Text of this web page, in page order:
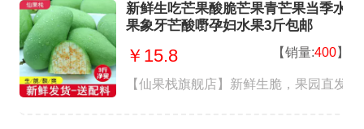
新鲜生吃芒果酸脆芒果青芒果当季水
果象牙芒酸嘢孕妇水果3斤包邮
￥15.8 【销量:400】
【仙果栈旗舰店】新鲜生脆，果园直发